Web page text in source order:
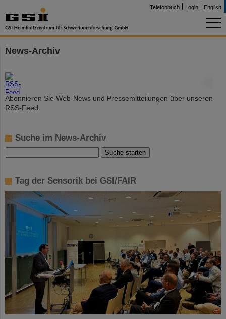
Telefonbuch Login English
News-Archiv
Abonnieren Sie Web-News und Pressemitteilungen über unseren
RSS-Feed.
Suche im News-Archiv
Tag der Sensorik bei GSI/FAIR